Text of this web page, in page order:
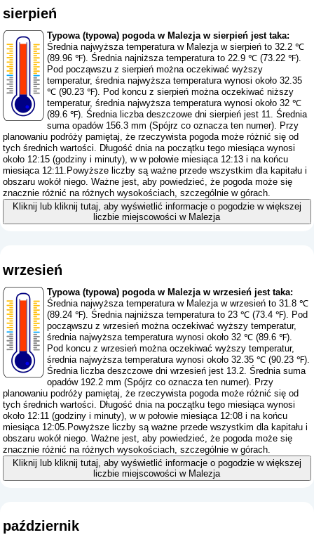
sierpień
Typowa (typowa) pogoda w Malezja w sierpień jest taka:
Średnia najwyższa temperatura w Malezja w sierpień to 32.2 ℃
(89.96 ℉). Średnia najniższa temperatura to 22.9 ℃ (73.22 ℉).
Pod począwszu z sierpień można oczekiwać wyższy
temperatur, średnia najwyższa temperatura wynosi około 32.35
℃ (90.23 ℉). Pod koncu z sierpień można oczekiwać niższy
temperatur, średnia najwyższa temperatura wynosi około 32 ℃
(89.6 ℉). Średnia liczba deszczowe dni sierpień jest 11. Średnia
suma opadów 156.3 mm (Spójrz co oznacza ten numer). Przy
planowaniu podróży pamiętaj, że rzeczywista pogoda może różnić się od
tych średnich wartości. Długość dnia na początku tego miesiąca wynosi
około 12:15 (godziny i minuty), w w połowie miesiąca 12:13 i na końcu
miesiąca 12:11.Powyższe liczby są ważne przede wszystkim dla kapitału i
obszaru wokół niego. Ważne jest, aby powiedzieć, że pogoda może się
znacznie różnić na różnych wysokościach, szczególnie w górach.
Kliknij lub kliknij tutaj, aby wyświetlić informacje o pogodzie w większej
liczbie miejscowości w Malezja
wrzesień
Typowa (typowa) pogoda w Malezja w wrzesień jest taka:
Średnia najwyższa temperatura w Malezja w wrzesień to 31.8 ℃
(89.24 ℉). Średnia najniższa temperatura to 23 ℃ (73.4 ℉). Pod
począwszu z wrzesień można oczekiwać wyższy temperatur,
średnia najwyższa temperatura wynosi około 32 ℃ (89.6 ℉).
Pod koncu z wrzesień można oczekiwać wyższy temperatur,
średnia najwyższa temperatura wynosi około 32.35 ℃ (90.23 ℉).
Średnia liczba deszczowe dni wrzesień jest 13.2. Średnia suma
opadów 192.2 mm (Spójrz co oznacza ten numer). Przy
planowaniu podróży pamiętaj, że rzeczywista pogoda może różnić się od
tych średnich wartości. Długość dnia na początku tego miesiąca wynosi
około 12:11 (godziny i minuty), w w połowie miesiąca 12:08 i na końcu
miesiąca 12:05.Powyższe liczby są ważne przede wszystkim dla kapitału i
obszaru wokół niego. Ważne jest, aby powiedzieć, że pogoda może się
znacznie różnić na różnych wysokościach, szczególnie w górach.
Kliknij lub kliknij tutaj, aby wyświetlić informacje o pogodzie w większej
liczbie miejscowości w Malezja
październik